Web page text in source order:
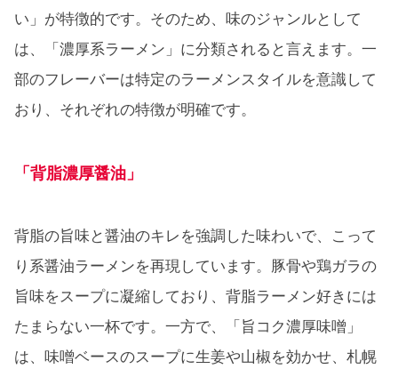
い」が特徴的です。そのため、味のジャンルとして
は、「濃厚系ラーメン」に分類されると言えます。一
部のフレーバーは特定のラーメンスタイルを意識して
おり、それぞれの特徴が明確です。
「背脂濃厚醤油」
背脂の旨味と醤油のキレを強調した味わいで、こって
り系醤油ラーメンを再現しています。豚骨や鶏ガラの
旨味をスープに凝縮しており、背脂ラーメン好きには
たまらない一杯です。一方で、「旨コク濃厚味噌」
は、味噌ベースのスープに生姜や山椒を効かせ、札幌